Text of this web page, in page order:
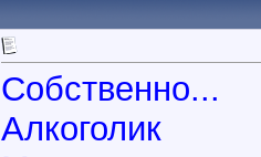
Собственно...
Алкоголик